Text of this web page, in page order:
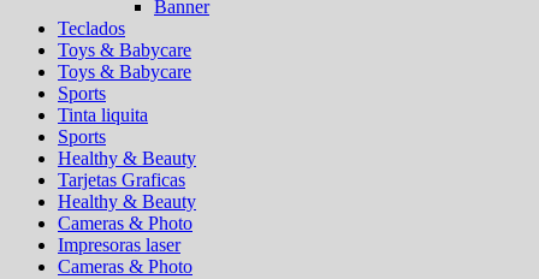
Banner
Teclados
Toys & Babycare
Toys & Babycare
Sports
Tinta liquita
Sports
Healthy & Beauty
Tarjetas Graficas
Healthy & Beauty
Cameras & Photo
Impresoras laser
Cameras & Photo